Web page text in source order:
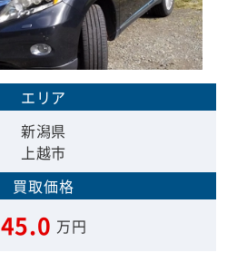
エリア
新潟県
上越市
買取価格
45.0 万円